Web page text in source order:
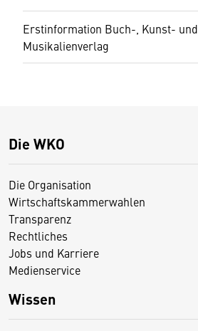
Erstinformation Buch-, Kunst- und
Musikalienverlag
Die WKO
Die Organisation
Wirtschaftskammerwahlen
Transparenz
Rechtliches
Jobs und Karriere
Medienservice
Wissen